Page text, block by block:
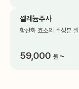
셀레늄주사
항산화 효소의 주성분
59,000 원 ~